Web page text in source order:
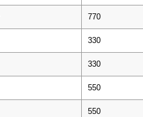
770
330
330
550
550